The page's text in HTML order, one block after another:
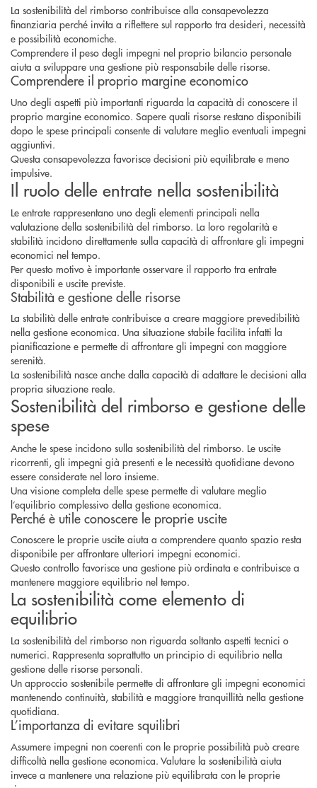
La sostenibilità del rimborso contribuisce alla consapevolezza
finanziaria perché invita a riflettere sul rapporto tra desideri, necessità
e possibilità economiche.
Comprendere il peso degli impegni nel proprio bilancio personale
aiuta a sviluppare una gestione più responsabile delle risorse.
Comprendere il proprio margine economico
Uno degli aspetti più importanti riguarda la capacità di conoscere il
proprio margine economico. Sapere quali risorse restano disponibili
dopo le spese principali consente di valutare meglio eventuali impegni
aggiuntivi.
Questa consapevolezza favorisce decisioni più equilibrate e meno
impulsive.
Il ruolo delle entrate nella sostenibilità
Le entrate rappresentano uno degli elementi principali nella
valutazione della sostenibilità del rimborso. La loro regolarità e
stabilità incidono direttamente sulla capacità di affrontare gli impegni
economici nel tempo.
Per questo motivo è importante osservare il rapporto tra entrate
disponibili e uscite previste.
Stabilità e gestione delle risorse
La stabilità delle entrate contribuisce a creare maggiore prevedibilità
nella gestione economica. Una situazione stabile facilita infatti la
pianificazione e permette di affrontare gli impegni con maggiore
serenità.
La sostenibilità nasce anche dalla capacità di adattare le decisioni alla
propria situazione reale.
Sostenibilità del rimborso e gestione delle
spese
Anche le spese incidono sulla sostenibilità del rimborso. Le uscite
ricorrenti, gli impegni già presenti e le necessità quotidiane devono
essere considerate nel loro insieme.
Una visione completa delle spese permette di valutare meglio
l’equilibrio complessivo della gestione economica.
Perché è utile conoscere le proprie uscite
Conoscere le proprie uscite aiuta a comprendere quanto spazio resta
disponibile per affrontare ulteriori impegni economici.
Questo controllo favorisce una gestione più ordinata e contribuisce a
mantenere maggiore equilibrio nel tempo.
La sostenibilità come elemento di
equilibrio
La sostenibilità del rimborso non riguarda soltanto aspetti tecnici o
numerici. Rappresenta soprattutto un principio di equilibrio nella
gestione delle risorse personali.
Un approccio sostenibile permette di affrontare gli impegni economici
mantenendo continuità, stabilità e maggiore tranquillità nella gestione
quotidiana.
L’importanza di evitare squilibri
Assumere impegni non coerenti con le proprie possibilità può creare
difficoltà nella gestione economica. Valutare la sostenibilità aiuta
invece a mantenere una relazione più equilibrata con le proprie